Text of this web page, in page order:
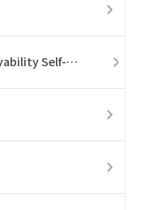
SolarWinds Observability Self-Hosted